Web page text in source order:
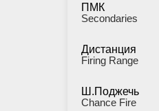
ПМК
Secondaries
Дистанция
Firing Range
Ш.Поджечь
Chance Fire